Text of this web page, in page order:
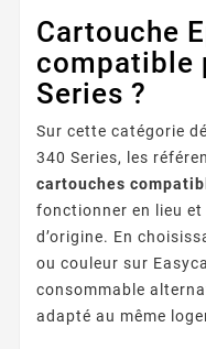
Cartouche
compatible
Series ?
Sur cette catégorie
340 Series, les
cartouches
fonctionner en lieu et
d’origine. En
ou couleur sur
consommable
adapté au même